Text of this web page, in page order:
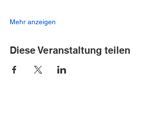
Mehr anzeigen
Diese Veranstaltung teilen